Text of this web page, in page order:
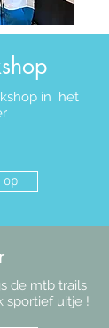
in het
de mtb trails
sportief uitje !